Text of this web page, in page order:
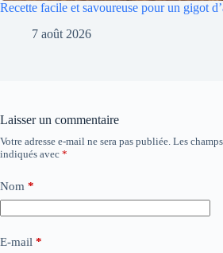
Recette facile et savoureuse pour un gigot
7 août 2026
Laisser un commentaire
Votre adresse e-mail ne sera pas publiée. Les
indiqués avec *
Nom *
E-mail *